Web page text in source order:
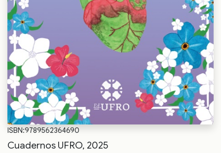
ISBN:9789562364690
Cuadernos UFRO, 2025